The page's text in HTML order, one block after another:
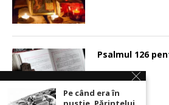
Psalmul 126
Pe când era în